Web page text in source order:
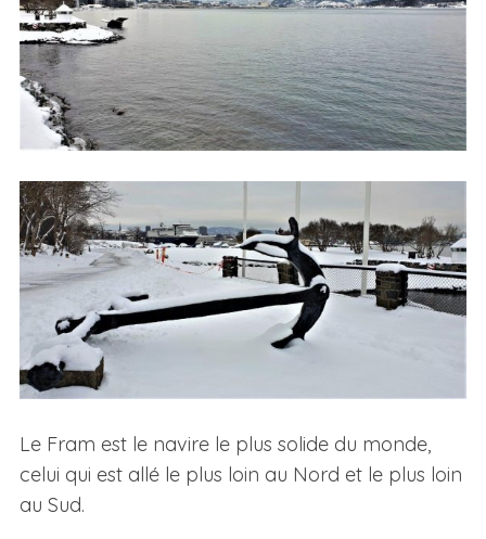
Le Fram est le navire le plus solide du monde,
celui qui est allé le plus loin au Nord et le plus loin
au Sud.